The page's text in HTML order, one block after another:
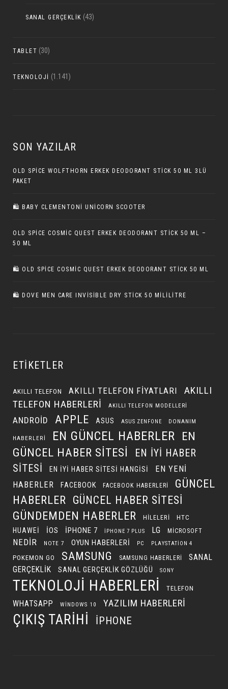
SANAL GERÇEKLIK (43)
TABLET (30)
TEKNOLOJI (1.141)
SON YAZILAR
OLD SPICE WOLFTHORN ERKEK DEODORANT STICK 50 ML 3LÜ
PAKET
🛍 BABY CLEMENTONI UNICORN SCOOTER
OLD SPICE COSMIC QUEST ERKEK DEODORANT STICK 50 ML –
50 ML
🛍️ OLD SPICE COSMIC QUEST ERKEK DEODORANT STICK 50 ML
🛍️ DOVE MEN CARE INVISIBLE DRY STICK 50 MILILITRE
ETIKETLER
AKILLI TELEFON AKILLI TELEFON FIYATLARI
AKILLI
TELEFON HABERLERI
AKILLI TELEFON MODELLERI
ANDROID APPLE ASUS ASUS ZENFONE DONANIM
HABERLERI EN GÜNCEL HABERLER EN
GÜNCEL HABER SITESI
EN IYI HABER
SITESI
EN IYI HABER SITESI HANGISI
EN YENI
HABERLER
FACEBOOK FACEBOOK HABERLERI
GÜNCEL
HABERLER
GÜNCEL HABER SITESI
GÜNDEMDEN HABERLER HILELERI HTC
HUAWEI IOS IPHONE 7 IPHONE 7 PLUS LG MICROSOFT
NEDIR NOTE 7 OYUN HABERLERI PC PLAYSTATION 4
POKEMON GO SAMSUNG SAMSUNG HABERLERI
SANAL
GERÇEKLIK
SANAL GERÇEKLIK GÖZLÜĞÜ SONY
TEKNOLOJI HABERLERI TELEFON
WHATSAPP WINDOWS 10 YAZILIM HABERLERI
ÇIKIŞ TARIHI İPHONE